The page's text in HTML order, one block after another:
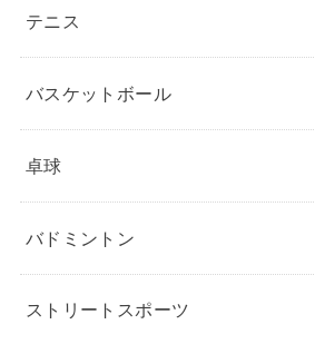
テニス
バスケットボール
卓球
バドミントン
ストリートスポーツ